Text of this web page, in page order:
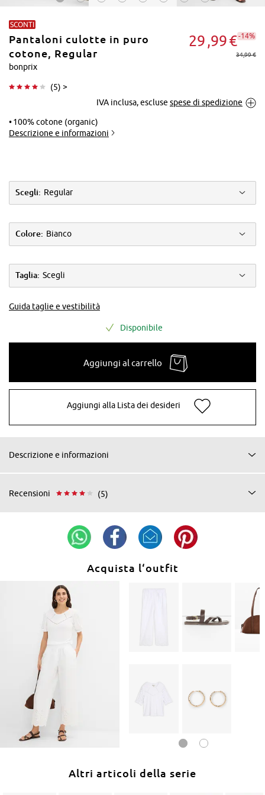
ingrandire
SCONTI
Pantaloni culotte in puro
cotone, Regular
bonprix
(5) >
29 99€-14%
34,99 €
IVA inclusa, escluse spese di spedizione
100% cotone (organic)
Descrizione e informazioni
Scegli: Regular
Colore: Bianco
Taglia: Scegli
Guida taglie e vestibilità
Disponibile
Aggiungi al carrello
Aggiungi alla Lista dei desideri
Descrizione e informazioni
Recensioni (5)
Acquista l‘outfit
Altri articoli della serie